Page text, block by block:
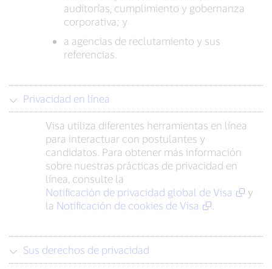
auditorías, cumplimiento y gobernanza
corporativa; y
a agencias de reclutamiento y sus
referencias.
Privacidad en línea
Visa utiliza diferentes herramientas en línea
para interactuar con postulantes y
candidatos. Para obtener más información
sobre nuestras prácticas de privacidad en
línea, consulte la
Notificación de privacidad global de Visa
y
la Notificación de cookies de Visa
Sus derechos de privacidad